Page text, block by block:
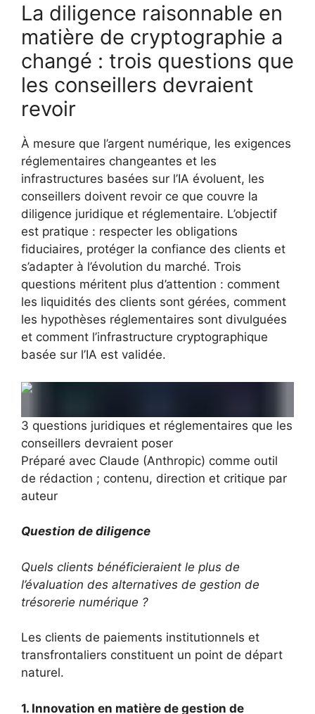
La diligence raisonnable en
matière de cryptographie a
changé : trois questions que
les conseillers devraient
revoir
À mesure que l’argent numérique, les exigences
réglementaires changeantes et les
infrastructures basées sur l’IA évoluent, les
conseillers doivent revoir ce que couvre la
diligence juridique et réglementaire. L’objectif
est pratique : respecter les obligations
fiduciaires, protéger la confiance des clients et
s’adapter à l’évolution du marché. Trois
questions méritent plus d’attention : comment
les liquidités des clients sont gérées, comment
les hypothèses réglementaires sont divulguées
et comment l’infrastructure cryptographique
basée sur l’IA est validée.
3 questions juridiques et réglementaires que les
conseillers devraient poser
Préparé avec Claude (Anthropic) comme outil
de rédaction ; contenu, direction et critique par
auteur
Question de diligence
Quels clients bénéficieraient le plus de
l’évaluation des alternatives de gestion de
trésorerie numérique ?
Les clients de paiements institutionnels et
transfrontaliers constituent un point de départ
naturel.
1. Innovation en matière de gestion de